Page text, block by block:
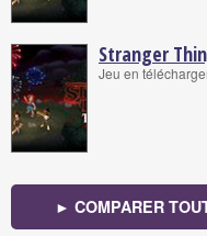
Stranger
Jeu en
► COMPARER